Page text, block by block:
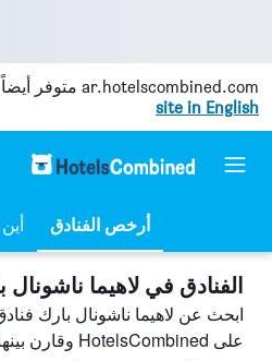
ar.hotelscombined.com متوفر أيضاً
site in English
أرخص الفنادق
الفنادق في لاهيما ناشونال
ابحث عن لاهيما ناشونال بارك
على HotelsCombined وقارن بينها ووفّر.